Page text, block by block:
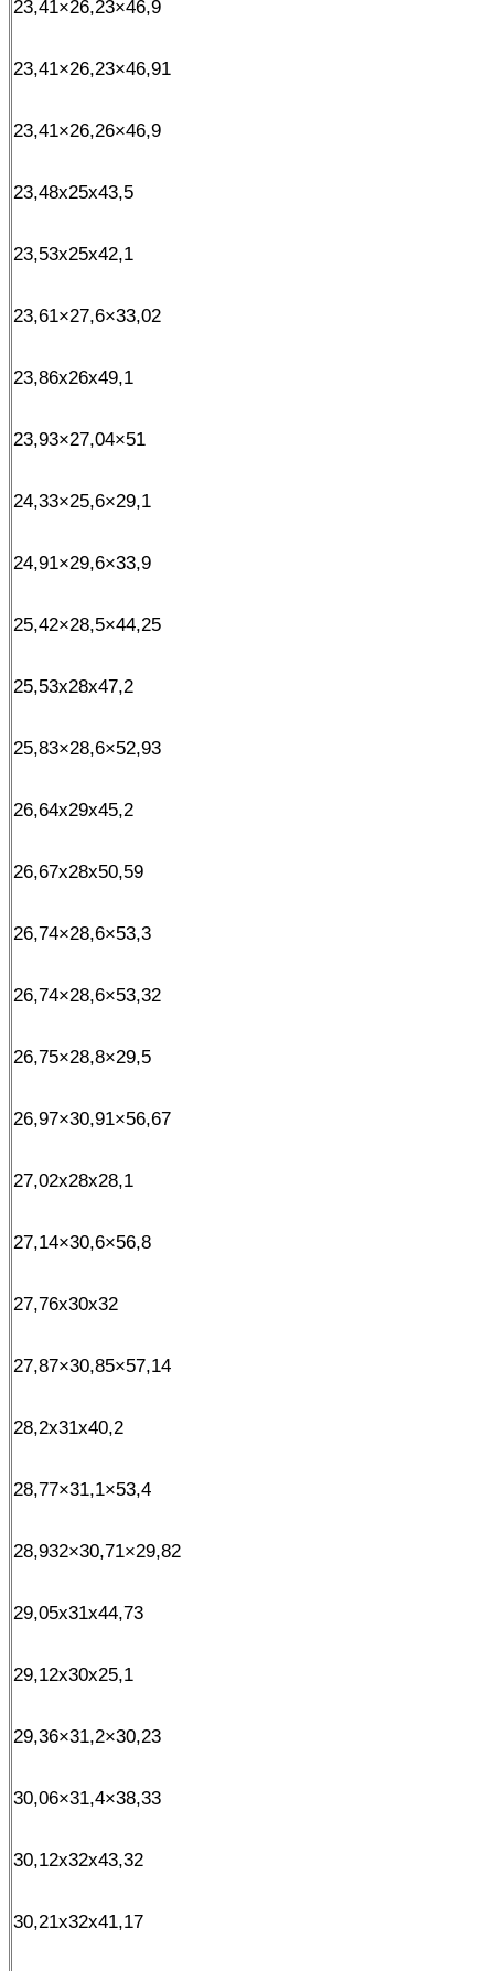
23,41×26,23×46,9
23,41×26,23×46,91
23,41×26,26×46,9
23,48x25x43,5
23,53x25x42,1
23,61×27,6×33,02
23,86x26x49,1
23,93×27,04×51
24,33×25,6×29,1
24,91×29,6×33,9
25,42×28,5×44,25
25,53x28x47,2
25,83×28,6×52,93
26,64x29x45,2
26,67x28x50,59
26,74×28,6×53,3
26,74×28,6×53,32
26,75×28,8×29,5
26,97×30,91×56,67
27,02x28x28,1
27,14×30,6×56,8
27,76x30x32
27,87×30,85×57,14
28,2x31x40,2
28,77×31,1×53,4
28,932×30,71×29,82
29,05x31x44,73
29,12x30x25,1
29,36×31,2×30,23
30,06×31,4×38,33
30,12x32x43,32
30,21x32x41,17